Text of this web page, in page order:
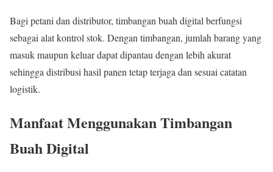
Bagi petani dan distributor, timbangan buah digital berfungsi
sebagai alat kontrol stok. Dengan timbangan, jumlah barang yang
masuk maupun keluar dapat dipantau dengan lebih akurat
sehingga distribusi hasil panen tetap terjaga dan sesuai catatan
logistik.
Manfaat Menggunakan Timbangan
Buah Digital